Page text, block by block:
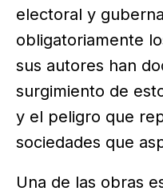
electoral y
obligatoriamente
sus autores han
surgimiento de
y el peligro que
sociedades que
Una de las obras